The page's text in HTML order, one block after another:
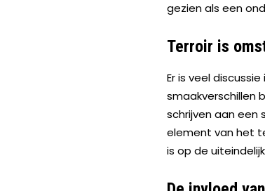
gezien als een
Terroir is
Er is veel
smaakverschillen
schrijven aan een
element van het
is op de